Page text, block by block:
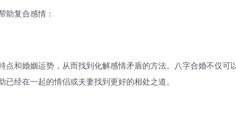
助复合感情：
点和婚姻运势，从而找到化解感情矛盾的方法。八字合婚不仅可
经在一起的情侣或夫妻找到更好的相处之道。